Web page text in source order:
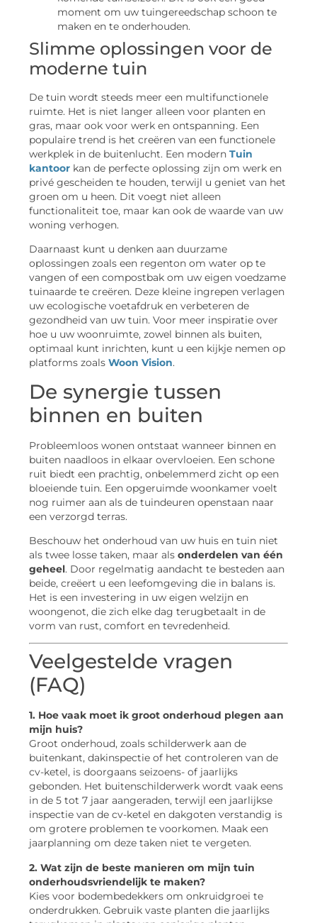
moment om uw tuingereedschap schoon te
maken en te onderhouden.
Slimme oplossingen voor de
moderne tuin
De tuin wordt steeds meer een multifunctionele
ruimte. Het is niet langer alleen voor planten en
gras, maar ook voor werk en ontspanning. Een
populaire trend is het creëren van een functionele
werkplek in de buitenlucht. Een modern Tuin
kantoor kan de perfecte oplossing zijn om werk en
privé gescheiden te houden, terwijl u geniet van het
groen om u heen. Dit voegt niet alleen
functionaliteit toe, maar kan ook de waarde van uw
woning verhogen.
Daarnaast kunt u denken aan duurzame
oplossingen zoals een regenton om water op te
vangen of een compostbak om uw eigen voedzame
tuinaarde te creëren. Deze kleine ingrepen verlagen
uw ecologische voetafdruk en verbeteren de
gezondheid van uw tuin. Voor meer inspiratie over
hoe u uw woonruimte, zowel binnen als buiten,
optimaal kunt inrichten, kunt u een kijkje nemen op
platforms zoals Woon Vision.
De synergie tussen
binnen en buiten
Probleemloos wonen ontstaat wanneer binnen en
buiten naadloos in elkaar overvloeien. Een schone
ruit biedt een prachtig, onbelemmerd zicht op een
bloeiende tuin. Een opgeruimde woonkamer voelt
nog ruimer aan als de tuindeuren openstaan naar
een verzorgd terras.
Beschouw het onderhoud van uw huis en tuin niet
als twee losse taken, maar als onderdelen van één
geheel. Door regelmatig aandacht te besteden aan
beide, creëert u een leefomgeving die in balans is.
Het is een investering in uw eigen welzijn en
woongenot, die zich elke dag terugbetaalt in de
vorm van rust, comfort en tevredenheid.
Veelgestelde vragen
(FAQ)
1. Hoe vaak moet ik groot onderhoud plegen aan
mijn huis?
Groot onderhoud, zoals schilderwerk aan de
buitenkant, dakinspectie of het controleren van de
cv-ketel, is doorgaans seizoens- of jaarlijks
gebonden. Het buitenschilderwerk wordt vaak eens
in de 5 tot 7 jaar aangeraden, terwijl een jaarlijkse
inspectie van de cv-ketel en dakgoten verstandig is
om grotere problemen te voorkomen. Maak een
jaarplanning om deze taken niet te vergeten.
2. Wat zijn de beste manieren om mijn tuin
onderhoudsvriendelijk te maken?
Kies voor bodembedekkers om onkruidgroei te
onderdrukken. Gebruik vaste planten die jaarlijks